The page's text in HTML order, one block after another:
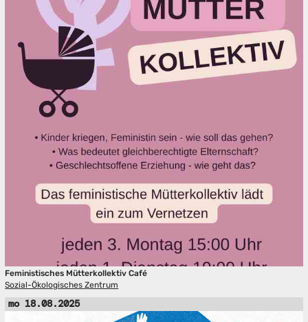
Feministisches Mütterkollektiv Café
Sozial-Ökologisches Zentrum
mo 18.08.2025